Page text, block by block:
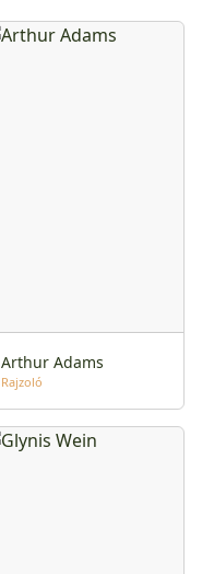
Arthur Adams
Rajzoló